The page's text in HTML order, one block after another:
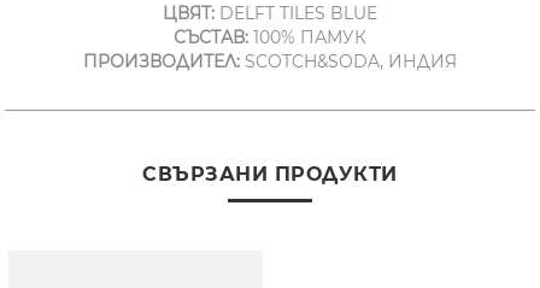
ЦВЯТ: DELFT TILES BLUE
СЪСТАВ: 100% ПАМУК
ПРОИЗВОДИТЕЛ: SCOTCH&SODA, ИНДИЯ
СВЪРЗАНИ ПРОДУКТИ